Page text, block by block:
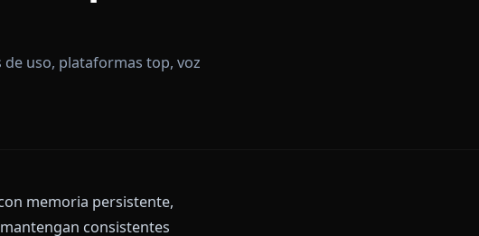
Casos de uso, plataformas top, voz